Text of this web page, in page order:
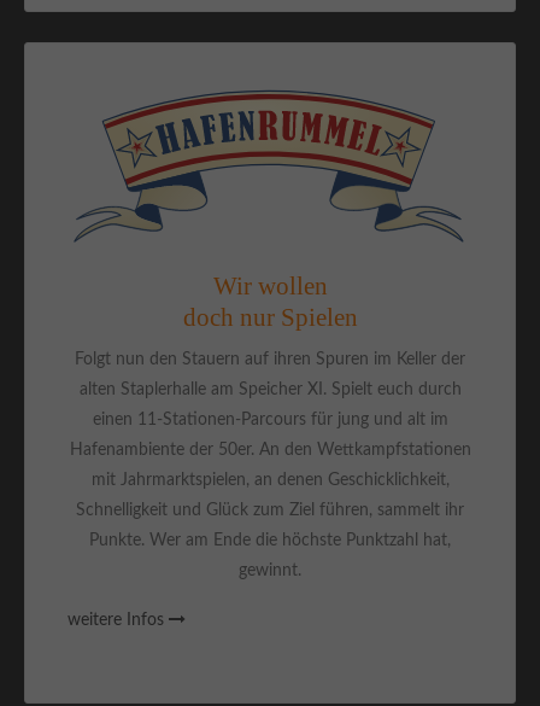
Wir wollen
doch nur Spielen
Folgt nun den Stauern auf ihren Spuren im Keller der
alten Staplerhalle am Speicher XI. Spielt euch durch
einen 11-Stationen-Parcours für jung und alt im
Hafenambiente der 50er. An den Wettkampfstationen
mit Jahrmarktspielen, an denen Geschicklichkeit,
Schnelligkeit und Glück zum Ziel führen, sammelt ihr
Punkte. Wer am Ende die höchste Punktzahl hat,
gewinnt.
weitere Infos